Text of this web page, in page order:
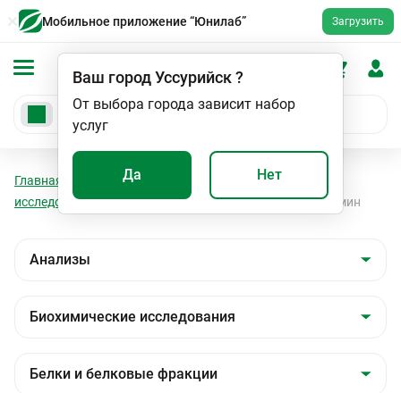
Мобильное приложение “Юнилаб” Загрузить
Ваш городУссурийск?
От выбора города зависит набор
услуг
Да Нет
Главная Анализы
Биохимические
исследования
Белки и белковые фракции Альбумин